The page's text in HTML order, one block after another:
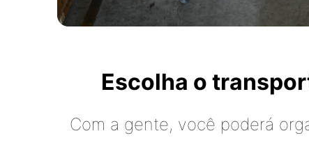
Escolha o
Com a gente, você poderá